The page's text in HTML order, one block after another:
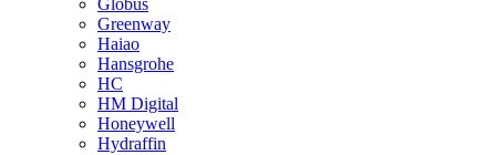
Globus
Greenway
Haiao
Hansgrohe
HC
HM Digital
Honeywell
Hydraffin